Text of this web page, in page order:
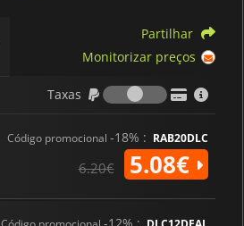
Bounty Hunter ou Droid, e
permitindo aos jogadores
O jogo inclui cerca de 500
Skywalker, Rey e Obi-Wan
Imperador Palpatine. Cada
animações distintas e
personalidade do universo
mais de 100 veículos,
uma jogabilidade dinâmica
LEGO Star Wars: The
Star Wars mais completa e
Partilhar
Monitorizar preços
Taxas
Taxas
Código promocional -18% : RAB20DLC
6.20€ 5.08€